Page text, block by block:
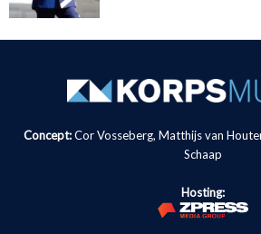
Concept:Cor Vosseberg, Matthijs van
Schaap
Hosting: